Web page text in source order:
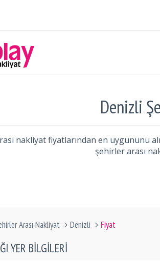
Denizli
nakliyat fiyatlarından en uygununu
şehirler arası
Arası Nakliyat Denizli Fiyat
YER BILGILERI